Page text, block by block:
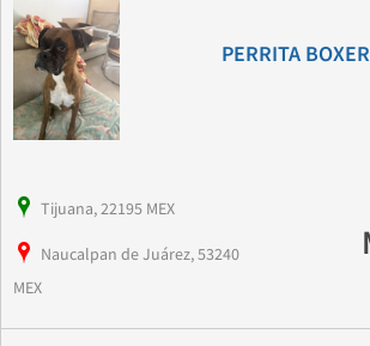
PERRITA
Tijuana, 22195 MEX
Naucalpan de Juárez, 53240
MEX